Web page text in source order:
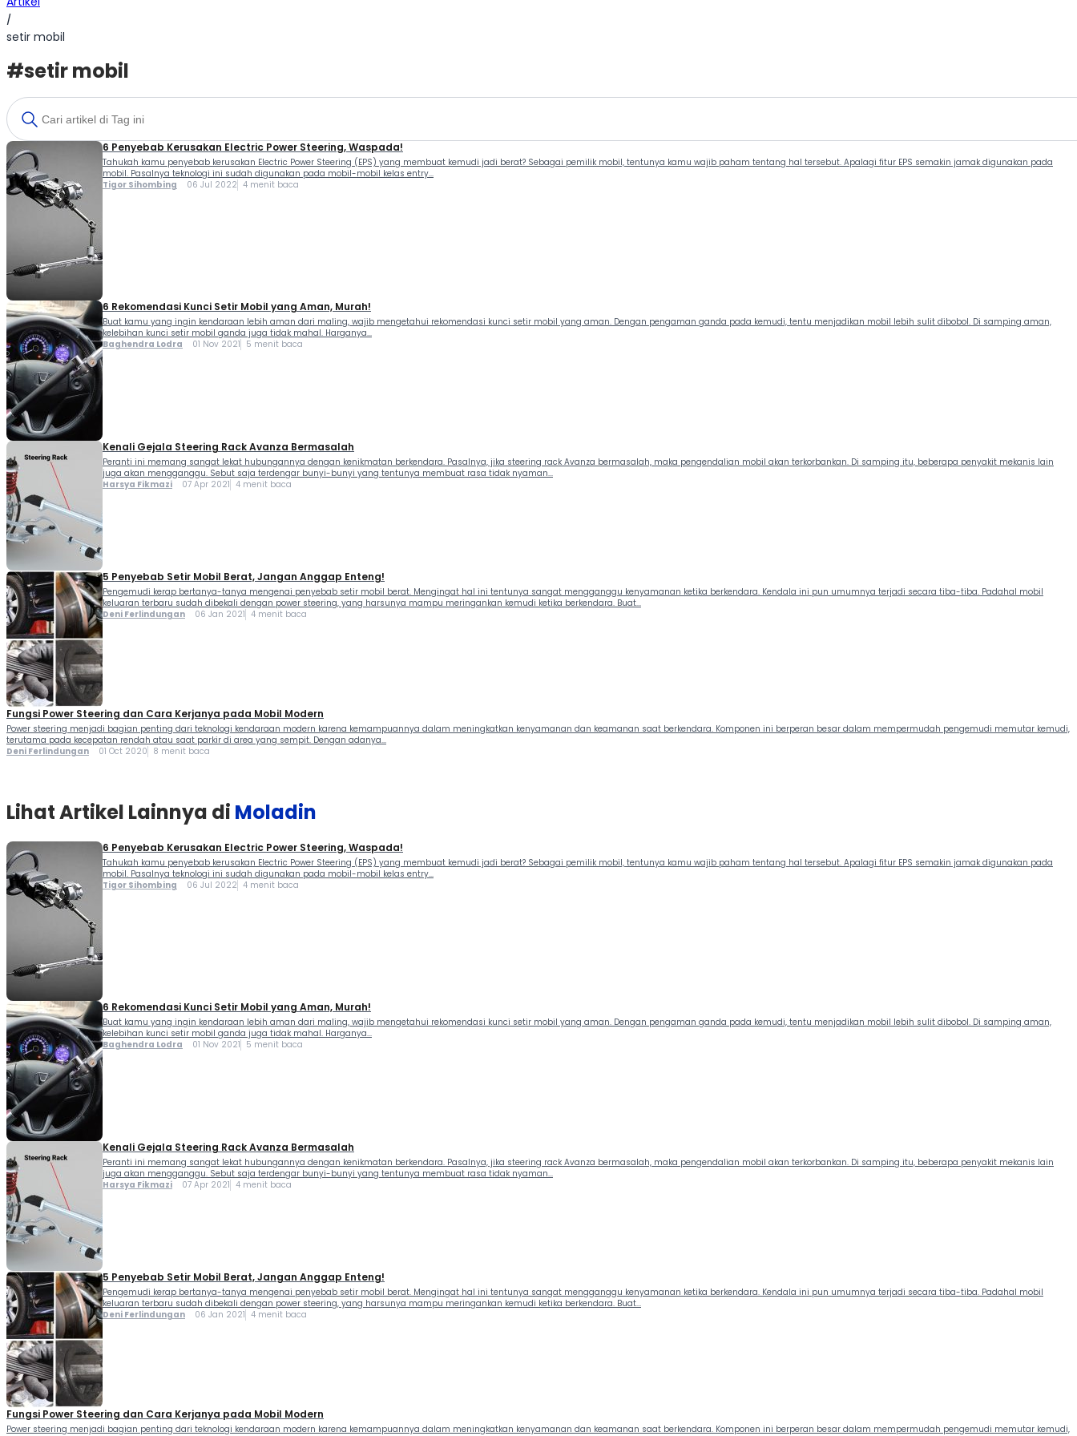
/
setir mobil
#setir mobil
6 Penyebab Kerusakan Electric Power Steering, Waspada!
Tahukah kamu penyebab kerusakan Electric Power Steering (EPS) yang membuat kemudi jadi berat? Sebagai pemilik mobil, tentunya kamu wajib paham tentang hal tersebut. Apalagi fitur EPS semakin jamak digunakan pada
mobil. Pasalnya teknologi ini sudah digunakan pada mobil-mobil kelas entry...
Tigor Sihombing 06 Jul 2022 4 menit baca
6 Rekomendasi Kunci Setir Mobil yang Aman, Murah!
Buat kamu yang ingin kendaraan lebih aman dari maling, wajib mengetahui rekomendasi kunci setir mobil yang aman. Dengan pengaman ganda pada kemudi, tentu menjadikan mobil lebih sulit dibobol. Di samping aman,
kelebihan kunci setir mobil ganda juga tidak mahal. Harganya...
Baghendra Lodra 01 Nov 2021 5 menit baca
Kenali Gejala Steering Rack Avanza Bermasalah
Peranti ini memang sangat lekat hubungannya dengan kenikmatan berkendara. Pasalnya, jika steering rack Avanza bermasalah, maka pengendalian mobil akan terkorbankan. Di samping itu, beberapa penyakit mekanis lain
juga akan mengganggu. Sebut saja terdengar bunyi-bunyi yang tentunya membuat rasa tidak nyaman...
Harsya Fikmazi 07 Apr 2021 4 menit baca
5 Penyebab Setir Mobil Berat, Jangan Anggap Enteng!
Pengemudi kerap bertanya-tanya mengenai penyebab setir mobil berat. Mengingat hal ini tentunya sangat mengganggu kenyamanan ketika berkendara. Kendala ini pun umumnya terjadi secara tiba-tiba. Padahal mobil
keluaran terbaru sudah dibekali dengan power steering, yang harsunya mampu meringankan kemudi ketika berkendara. Buat...
Deni Ferlindungan 06 Jan 2021 4 menit baca
Fungsi Power Steering dan Cara Kerjanya pada Mobil Modern
Power steering menjadi bagian penting dari teknologi kendaraan modern karena kemampuannya dalam meningkatkan kenyamanan dan keamanan saat berkendara. Komponen ini berperan besar dalam mempermudah pengemudi memutar kemudi,
terutama pada kecepatan rendah atau saat parkir di area yang sempit. Dengan adanya...
Deni Ferlindungan 01 Oct 2020 8 menit baca
Lihat Artikel Lainnya di Moladin
6 Penyebab Kerusakan Electric Power Steering, Waspada!
Tahukah kamu penyebab kerusakan Electric Power Steering (EPS) yang membuat kemudi jadi berat? Sebagai pemilik mobil, tentunya kamu wajib paham tentang hal tersebut. Apalagi fitur EPS semakin jamak digunakan pada
mobil. Pasalnya teknologi ini sudah digunakan pada mobil-mobil kelas entry...
Tigor Sihombing 06 Jul 2022 4 menit baca
6 Rekomendasi Kunci Setir Mobil yang Aman, Murah!
Buat kamu yang ingin kendaraan lebih aman dari maling, wajib mengetahui rekomendasi kunci setir mobil yang aman. Dengan pengaman ganda pada kemudi, tentu menjadikan mobil lebih sulit dibobol. Di samping aman,
kelebihan kunci setir mobil ganda juga tidak mahal. Harganya...
Baghendra Lodra 01 Nov 2021 5 menit baca
Kenali Gejala Steering Rack Avanza Bermasalah
Peranti ini memang sangat lekat hubungannya dengan kenikmatan berkendara. Pasalnya, jika steering rack Avanza bermasalah, maka pengendalian mobil akan terkorbankan. Di samping itu, beberapa penyakit mekanis lain
juga akan mengganggu. Sebut saja terdengar bunyi-bunyi yang tentunya membuat rasa tidak nyaman...
Harsya Fikmazi 07 Apr 2021 4 menit baca
5 Penyebab Setir Mobil Berat, Jangan Anggap Enteng!
Pengemudi kerap bertanya-tanya mengenai penyebab setir mobil berat. Mengingat hal ini tentunya sangat mengganggu kenyamanan ketika berkendara. Kendala ini pun umumnya terjadi secara tiba-tiba. Padahal mobil
keluaran terbaru sudah dibekali dengan power steering, yang harsunya mampu meringankan kemudi ketika berkendara. Buat...
Deni Ferlindungan 06 Jan 2021 4 menit baca
Fungsi Power Steering dan Cara Kerjanya pada Mobil Modern
Power steering menjadi bagian penting dari teknologi kendaraan modern karena kemampuannya dalam meningkatkan kenyamanan dan keamanan saat berkendara. Komponen ini berperan besar dalam mempermudah pengemudi memutar kemudi,